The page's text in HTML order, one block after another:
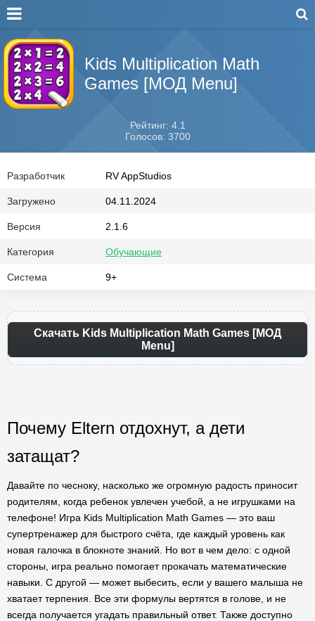
Kids Multiplication Math
Games [МОД Menu]
Рейтинг: 4.1
Голосов: 3700
Разработчик RV AppStudios
Загружено 04.11.2024
Версия 2.1.6
Категория Обучающие
Система 9+
Скачать Kids Multiplication Math Games [МОД
Menu]
Почему Eltern отдохнут, а дети
затащат?
Давайте по чесноку, насколько же огромную радость приносит
родителям, когда ребенок увлечен учебой, а не игрушками на
телефоне! Игра Kids Multiplication Math Games — это ваш
супертренажер для быстрого счёта, где каждый уровень как
новая галочка в блокноте знаний. Но вот в чем дело: с одной
стороны, игра реально помогает прокачать математические
навыки. С другой — может выбесить, если у вашего малыша не
хватает терпения. Все эти формулы вертятся в голове, и не
всегда получается угадать правильный ответ. Также доступно